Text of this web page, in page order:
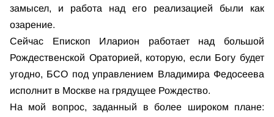
замысел, и работа над его реализацией были как
озарение.
Сейчас Епископ Иларион работает над большой
Рождественской Ораторией, которую, если Богу будет
угодно, БСО под управлением Владимира Федосеева
исполнит в Москве на грядущее Рождество.
На мой вопрос, заданный в более широком плане: